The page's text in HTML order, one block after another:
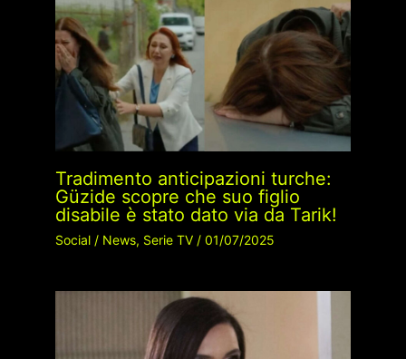
Tradimento anticipazioni turche:
Güzide scopre che suo figlio
disabile è stato dato via da Tarik!
Social/ News, Serie TV/ 01/07/2025